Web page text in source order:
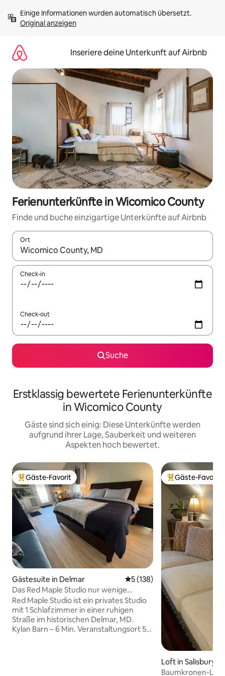
Inhalten
springenOriginal anzeigen
Inseriere deine Unterkunft auf Airbnb
Ferienunterkünfte in Wicomico County
Finde und buche einzigartige Unterkünfte auf Airbnb
Ort
Wenn Ergebnisse verfügbar sind, navigiere mit den
Check-in
Check-out
Suche
Erstklassig bewertete Ferienunterkünfte
in Wicomico County
Gäste sind sich einig: Diese Unterkünfte werden
aufgrund ihrer Lage, Sauberkeit und weiteren
Aspekten hoch bewertet.
Beliebter Gäste-Favorit.
Gäste-Favorit
Gästesuite in Delmar Durchschnittliche
5 (138)
Das Red Maple Studio nur wenige
Minuten von Salisbury entfernt!
Red Maple Studio ist ein privates Studio
mit 1 Schlafzimmer in einer ruhigen
Straße im historischen Delmar, MD.
Kylan Barn – 6 Min. Veranstaltungsort 54
Beliebter Gäste-
Gäste-Favorit
Loft in Salisbury
Baumkronen-Loft